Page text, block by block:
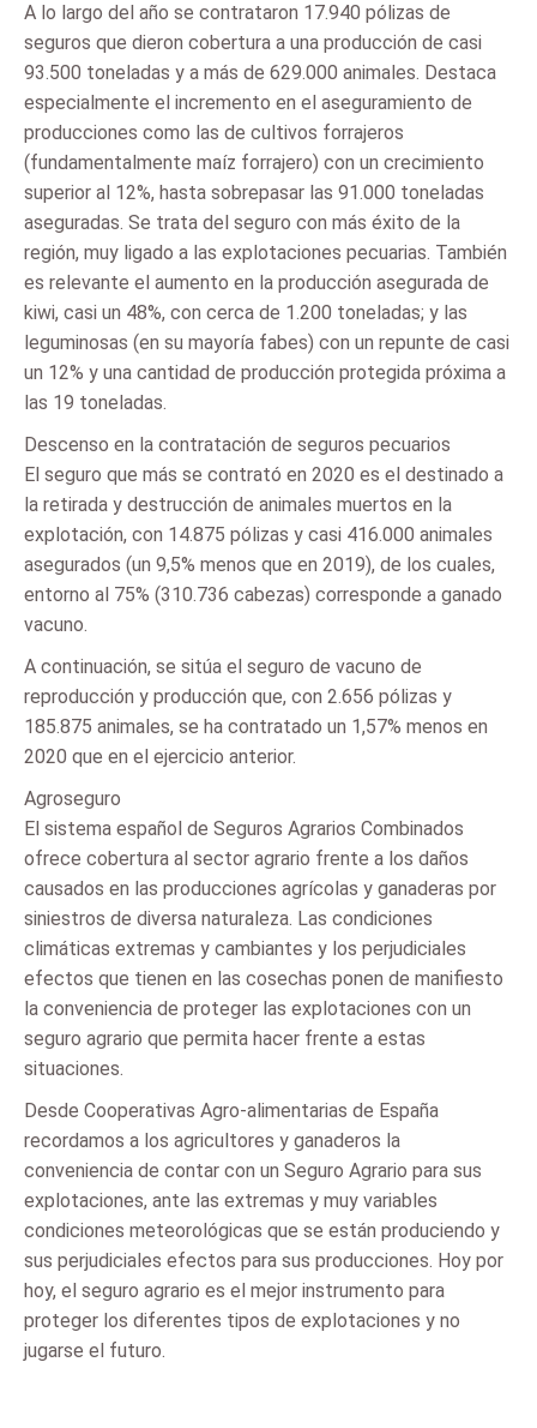
A lo largo del año se contrataron 17.940 pólizas de
seguros que dieron cobertura a una producción de casi
93.500 toneladas y a más de 629.000 animales. Destaca
especialmente el incremento en el aseguramiento de
producciones como las de cultivos forrajeros
(fundamentalmente maíz forrajero) con un crecimiento
superior al 12%, hasta sobrepasar las 91.000 toneladas
aseguradas. Se trata del seguro con más éxito de la
región, muy ligado a las explotaciones pecuarias. También
es relevante el aumento en la producción asegurada de
kiwi, casi un 48%, con cerca de 1.200 toneladas; y las
leguminosas (en su mayoría fabes) con un repunte de casi
un 12% y una cantidad de producción protegida próxima a
las 19 toneladas.
Descenso en la contratación de seguros pecuarios
El seguro que más se contrató en 2020 es el destinado a
la retirada y destrucción de animales muertos en la
explotación, con 14.875 pólizas y casi 416.000 animales
asegurados (un 9,5% menos que en 2019), de los cuales,
entorno al 75% (310.736 cabezas) corresponde a ganado
vacuno.
A continuación, se sitúa el seguro de vacuno de
reproducción y producción que, con 2.656 pólizas y
185.875 animales, se ha contratado un 1,57% menos en
2020 que en el ejercicio anterior.
Agroseguro
El sistema español de Seguros Agrarios Combinados
ofrece cobertura al sector agrario frente a los daños
causados en las producciones agrícolas y ganaderas por
siniestros de diversa naturaleza. Las condiciones
climáticas extremas y cambiantes y los perjudiciales
efectos que tienen en las cosechas ponen de manifiesto
la conveniencia de proteger las explotaciones con un
seguro agrario que permita hacer frente a estas
situaciones.
Desde Cooperativas Agro-alimentarias de España
recordamos a los agricultores y ganaderos la
conveniencia de contar con un Seguro Agrario para sus
explotaciones, ante las extremas y muy variables
condiciones meteorológicas que se están produciendo y
sus perjudiciales efectos para sus producciones. Hoy por
hoy, el seguro agrario es el mejor instrumento para
proteger los diferentes tipos de explotaciones y no
jugarse el futuro.